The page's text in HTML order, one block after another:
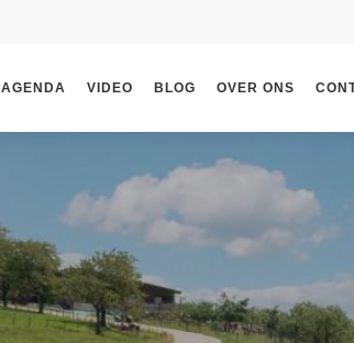
AGENDA VIDEO BLOG OVER ONS